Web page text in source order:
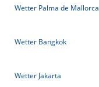
Wetter Palma de Mallorca
Wetter Bangkok
Wetter Jakarta